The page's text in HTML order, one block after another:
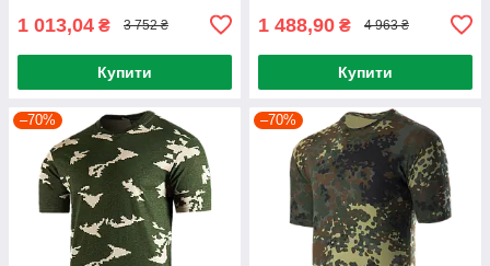
1 013,04 ₴ 3 752 ₴
Купити
1 488,90 ₴ 4 963 ₴
Купити
–70% –70%